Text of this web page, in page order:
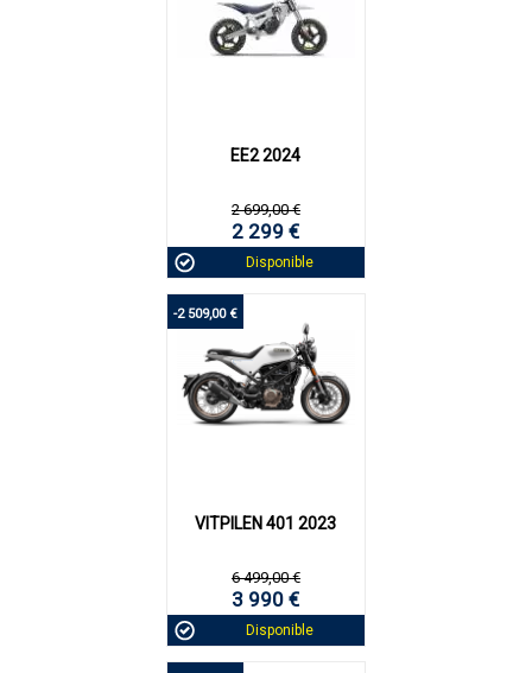
EE2 2024
2 699,00 €
2 299 €
Disponible
-2 509,00 €
VITPILEN 401 2023
6 499,00 €
3 990 €
Disponible